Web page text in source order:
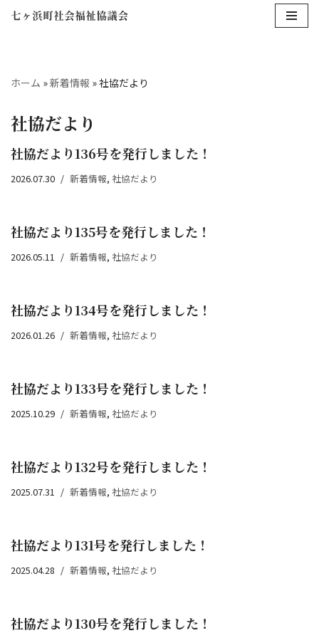
へ
ス
キ
ッ
ホーム »新着情報 »社協だより
社協だより
社協だより136号を発行しました！
2026.07.30 新着情報, 社協だより
社協だより135号を発行しました！
2026.05.11 新着情報, 社協だより
社協だより134号を発行しました！
2026.01.26 新着情報, 社協だより
社協だより133号を発行しました！
2025.10.29 新着情報, 社協だより
社協だより132号を発行しました！
2025.07.31 新着情報, 社協だより
社協だより131号を発行しました！
2025.04.28 新着情報, 社協だより
社協だより130号を発行しました！